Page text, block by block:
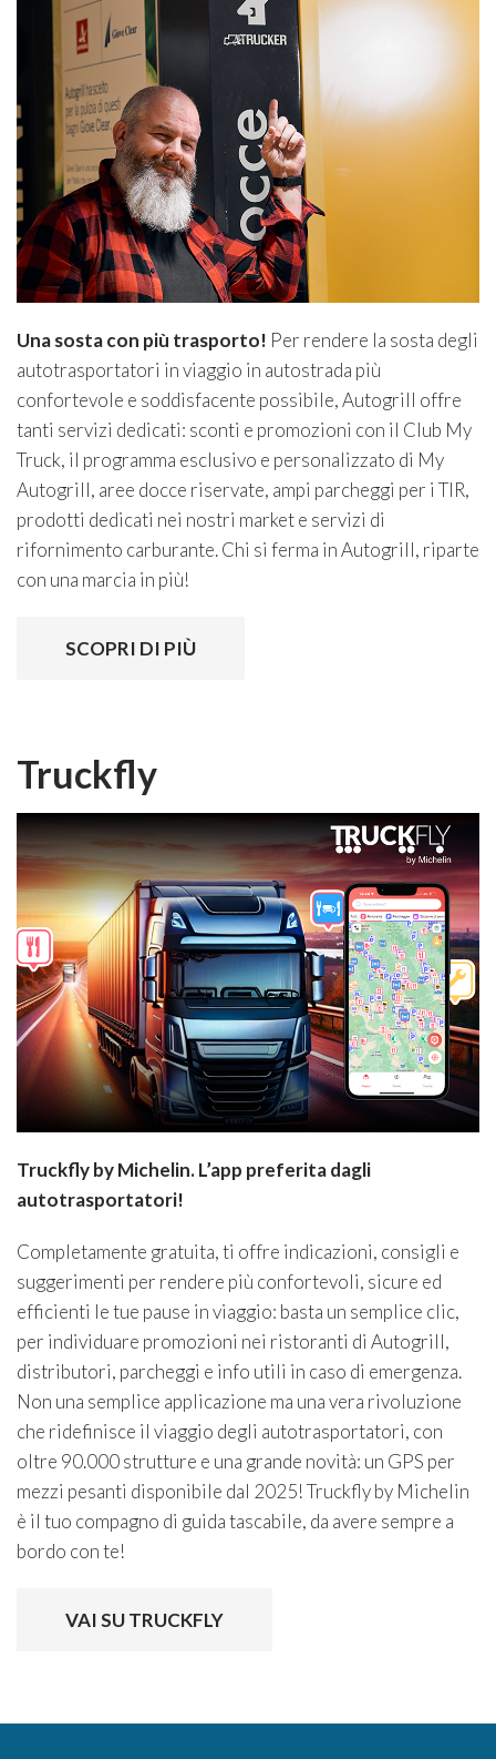
Una sosta con più trasporto! Per rendere la sosta degli
autotrasportatori in viaggio in autostrada più
confortevole e soddisfacente possibile, Autogrill offre
tanti servizi dedicati: sconti e promozioni con il Club My
Truck, il programma esclusivo e personalizzato di My
Autogrill, aree docce riservate, ampi parcheggi per i TIR,
prodotti dedicati nei nostri market e servizi di
rifornimento carburante. Chi si ferma in Autogrill, riparte
con una marcia in più!
SCOPRI DI PIÙ
Truckfly
Truckfly by Michelin. L’app preferita dagli
autotrasportatori!
Completamente gratuita, ti offre indicazioni, consigli e
suggerimenti per rendere più confortevoli, sicure ed
efficienti le tue pause in viaggio: basta un semplice clic,
per individuare promozioni nei ristoranti di Autogrill,
distributori, parcheggi e info utili in caso di emergenza.
Non una semplice applicazione ma una vera rivoluzione
che ridefinisce il viaggio degli autotrasportatori, con
oltre 90.000 strutture e una grande novità: un GPS per
mezzi pesanti disponibile dal 2025! Truckfly by Michelin
è il tuo compagno di guida tascabile, da avere sempre a
bordo con te!
VAI SU TRUCKFLY